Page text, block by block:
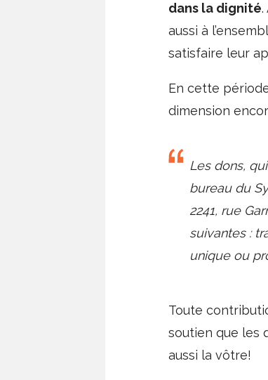
dans la dignité.
aussi à
satisfaire leur
En cette
dimension
Les dons,
bureau du
2241, rue
suivantes :
unique ou
Toute
soutien que les
aussi la vôtre!